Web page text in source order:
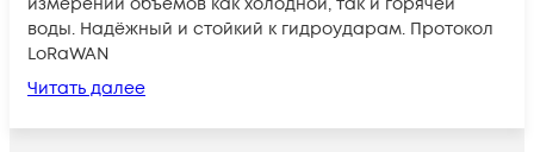
воды. Надёжный и стойкий к гидроударам. Протокол
LoRaWAN
Читать далее